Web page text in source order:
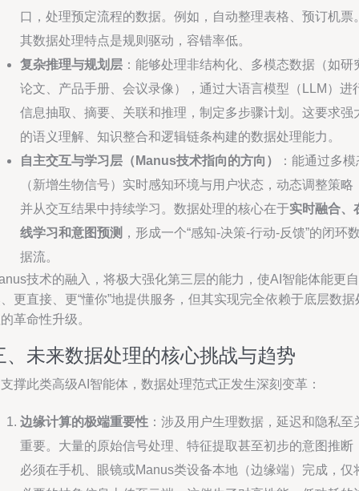
口，处理预定流程的数据。例如，自动整理表格、预订机票
其数据处理特点是规则驱动，容错率低。
复杂推理与规划层 ：能够处理非结构化、多模态数据（如研
论文、产品手册、会议录像），通过大语言模型（LLM）进
信息抽取、摘要、关联和推理，制定多步骤计划。这要求强
的语义理解、知识整合和逻辑链条构建的数据处理能力。
自主交互与学习层（Manus技术指向的方向）
：能通过多模
（新增生物信号）实时感知环境与用户状态，动态调整策略
并从交互结果中持续学习。数据处理的核心在于实时融合、
线学习和意图预测 ，形成一个“感知-决策-行动-反馈”的闭环
据流。
技术的融入，将极大强化第三层的能力，使AI智能体能更自
更直接、更“懂你”地提供服务，但其实现完全依赖于底层数据
革命性升级。
、未来数据处理的核心挑战与趋势
撑此类高级AI智能体，数据处理范式正发生深刻变革：
边缘计算的极端重要性 ：涉及用户生理数据，延迟和隐私至
重要。大量的原始信号处理、特征提取甚至初步的意图推断
必须在手机、眼镜或Manus类设备本地（边缘端）完成，仅